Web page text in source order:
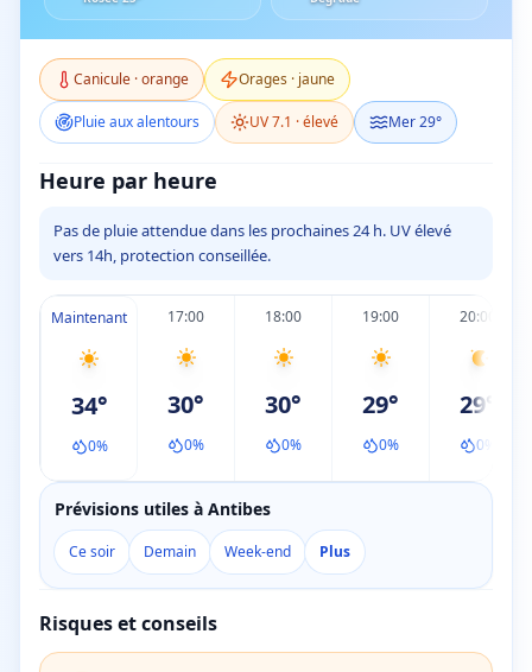
Canicule ·orange Orages · jaune
Pluie aux alentours UV7.1 ·élevé Mer29°
Heure par heure
Pas de pluie attendue dans les prochaines 24 h. UV élevé
vers 14h, protection conseillée.
Maintenant
34°
0%
17:00
30°
0%
18:00
30°
0%
19:00
29°
0%
20:00
29°
0
Prévisions utiles à Antibes
Ce soir Demain Week-end Plus
Risques et conseils